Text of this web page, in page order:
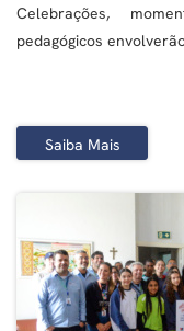
Celebrações,
pedagógicos
Saiba Mais